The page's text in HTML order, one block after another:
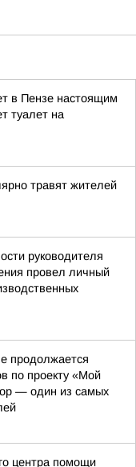
в Пензе настоящим
туалет на
травят жителей
руководителя
провел личный
продолжается
по проекту «Мой
— один из самых
центра помощи